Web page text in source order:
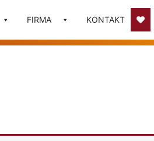
FIRMA KONTAKT